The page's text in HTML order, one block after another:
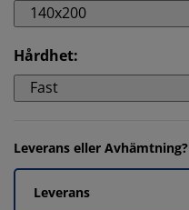
140x200
Hårdhet:
Fast
Leverans eller Avhämtning?
Leverans